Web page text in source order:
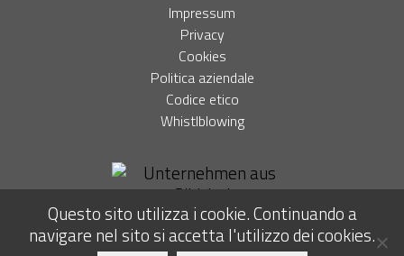
Impressum
Privacy
Cookies
Politica aziendale
Codice etico
Whistlblowing
Questo sito utilizza i cookie. Continuando a
navigare nel sito si accetta l'utilizzo dei cookies.